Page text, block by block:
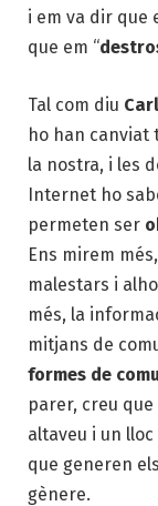
i em va dir que
que em “
Tal com diu
ho han canviat
la nostra, i les
Internet ho
permeten ser
Ens mirem
malestars i
més, la
mitjans de
formes de
parer, creu
altaveu i un
que generen
gènere.